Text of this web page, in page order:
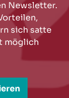
Newsletter.
sich satte
möglich